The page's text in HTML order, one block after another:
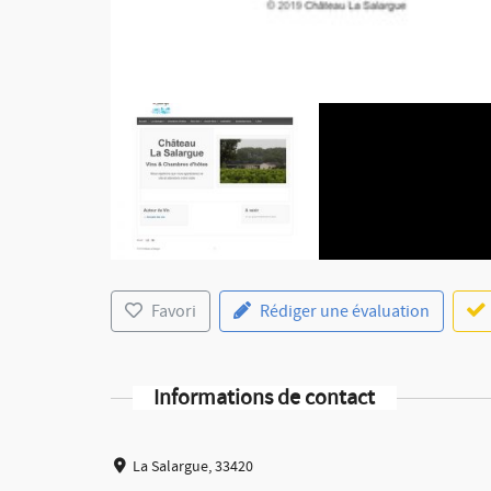
Favori Rédiger une évaluation
Informations de contact
La Salargue, 33420